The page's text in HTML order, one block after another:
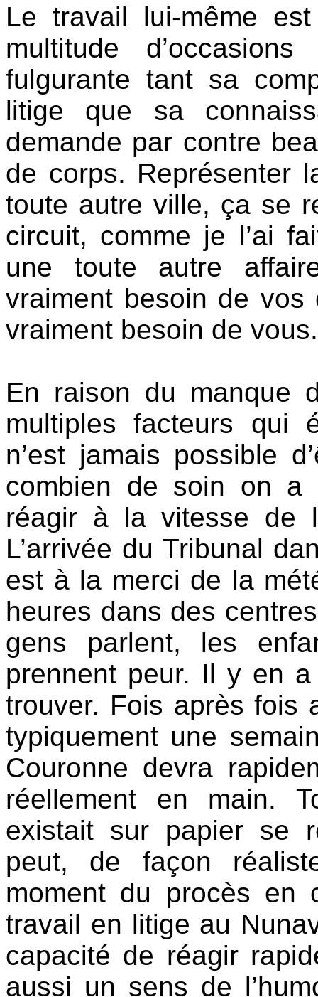
Le travail lui-même
multitude
fulgurante tant sa
litige que sa
demande par contre
de corps. Représenter
toute autre ville, ça se
circuit, comme je l’ai
une toute autre
vraiment besoin de
vraiment besoin de vous.
En raison du manque
multiples facteurs qui
n’est jamais possible
combien de soin on a
réagir à la vitesse de
L’arrivée du Tribunal
est à la merci de la
heures dans des
gens parlent, les
prennent peur. Il y en a
trouver. Fois après fois
typiquement une
Couronne devra
réellement en main.
existait sur papier se
peut, de façon
moment du procès en
travail en litige au
capacité de réagir
aussi un sens de